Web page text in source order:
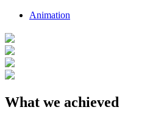
Animation
What we achieved